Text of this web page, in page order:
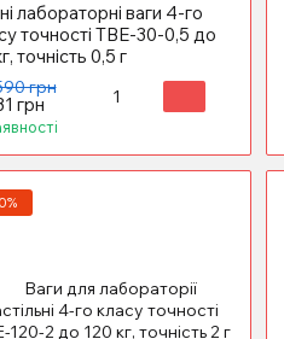
лабораторні ваги 4-го
точності ТВЕ-30-0,5 до
точність 0,5 г
грн
грн